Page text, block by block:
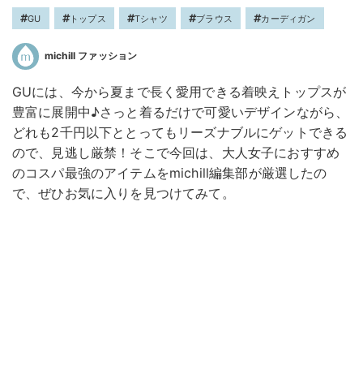
GU トップス Tシャツ ブラウス カーディガン
michill ファッション
GUには、今から夏まで長く愛用できる着映えトップスが
豊富に展開中♪さっと着るだけで可愛いデザインながら、
どれも2千円以下ととってもリーズナブルにゲットできる
ので、見逃し厳禁！そこで今回は、大人女子におすすめ
のコスパ最強のアイテムをmichill編集部が厳選したの
で、ぜひお気に入りを見つけてみて。